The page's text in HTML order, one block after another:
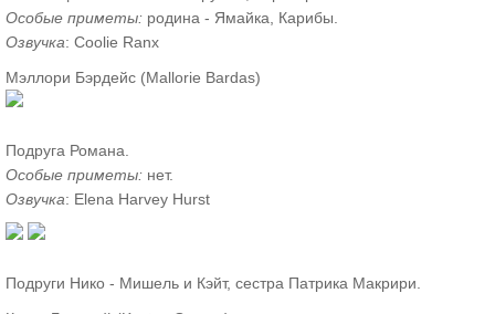
Особые приметы: родина - Ямайка, Карибы.
Озвучка: Coolie Ranx
Мэллори Бэрдейс (Mallorie Bardas)
Подруга Романа.
Особые приметы: нет.
Озвучка: Elena Harvey Hurst
Подруги Нико - Мишель и Кэйт, сестра Патрика Макрири.